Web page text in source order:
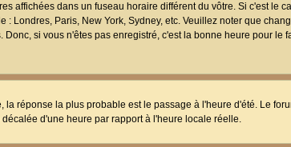
affichées dans un fuseau horaire différent du vôtre. Si c'est le
Londres, Paris, New York, Sydney, etc. Veuillez noter que
si vous n'êtes pas enregistré, c'est la bonne heure pour le
réponse la plus probable est le passage à l'heure d'été. Le
d'une heure par rapport à l'heure locale réelle.